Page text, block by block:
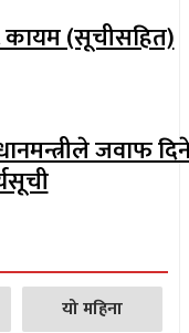
कायम (सूचीसहित)
जवाफ
यो महिना